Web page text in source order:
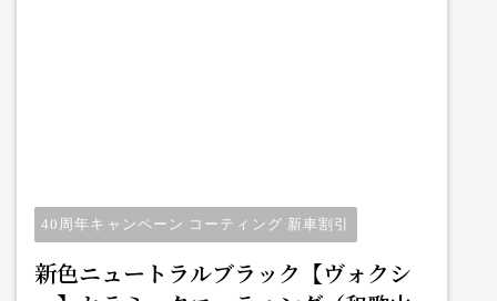
40周年キャンペーン コーティング 新車割引
新色ニュートラルブラック【ヴォクシ